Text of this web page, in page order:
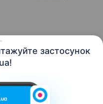
застосунок